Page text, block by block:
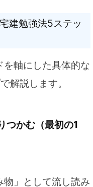
建勉強法5ステッ
を軸にした具体的な
解説します。
つかむ（最初の1
物」として流し読み